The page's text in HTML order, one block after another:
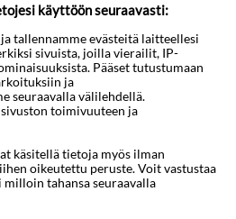
käyttöön seuraavasti:
tallennamme evästeitä laitteellesi
sivuista, joilla vierailit, IP-
Pääset tutustumaan
ja
seuraavalla välilehdellä.
toimivuuteen ja
käsitellä tietoja myös ilman
oikeutettu peruste. Voit vastustaa
tahansa seuraavalla